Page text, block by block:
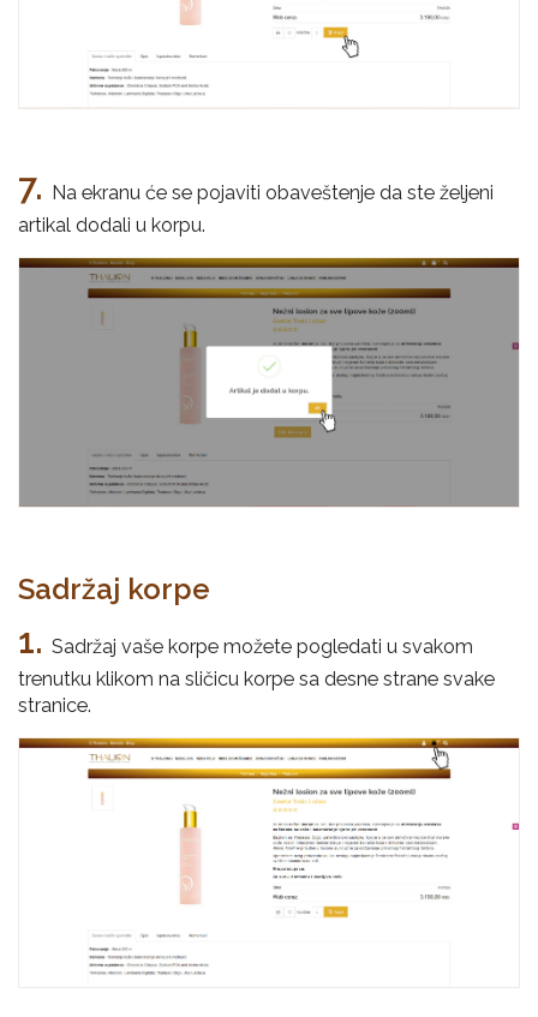
7. Na ekranu će se pojaviti obaveštenje da ste željeni
artikal dodali u korpu.
Sadržaj korpe
1. Sadržaj vaše korpe možete pogledati u svakom
trenutku klikom na sličicu korpe sa desne strane svake
stranice.